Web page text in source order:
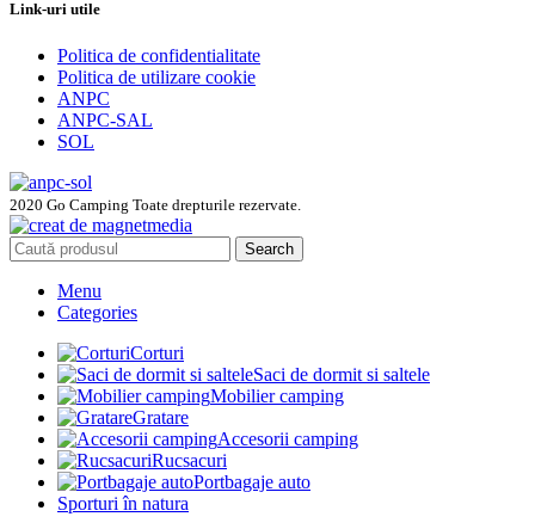
Link-uri utile
Politica de confidentialitate
Politica de utilizare cookie
ANPC
ANPC-SAL
SOL
2020 Go Camping Toate drepturile rezervate.
Search
Menu
Categories
Corturi
Saci de dormit si saltele
Mobilier camping
Gratare
Accesorii camping
Rucsacuri
Portbagaje auto
Sporturi în natura